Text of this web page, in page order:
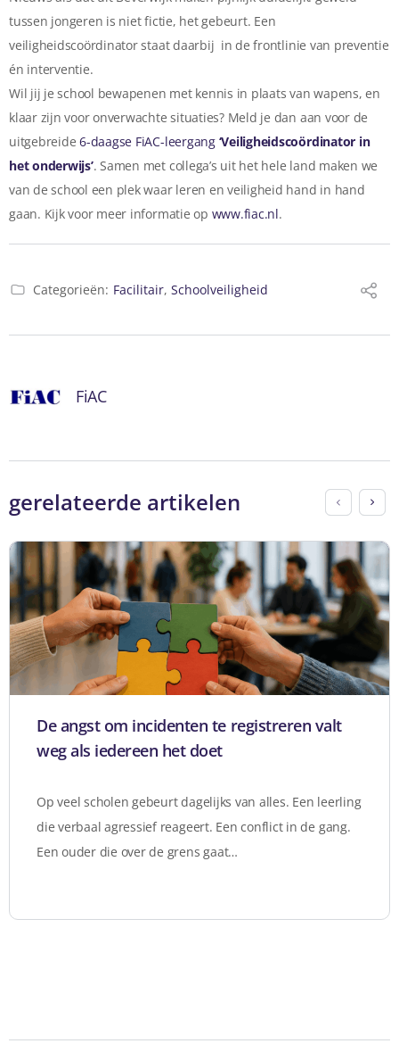
tussen jongeren is niet fictie, het gebeurt. Een
veiligheidscoördinator staat daarbij in de frontlinie van preventie
én interventie.
Wil jij je school bewapenen met kennis in plaats van wapens, en
klaar zijn voor onverwachte situaties? Meld je dan aan voor de
uitgebreide6-daagse FiAC-leergang ‘Veiligheidscoördinator in
het onderwijs’. Samen met collega’s uit het hele land maken we
van de school een plek waar leren en veiligheid hand in hand
gaan. Kijk voor meer informatie op www.fiac.nl.
Categorieën: Facilitair, Schoolveiligheid
FiAC
gerelateerde artikelen
De angst om incidenten te registreren valt
weg als iedereen het doet
Op veel scholen gebeurt dagelijks van alles. Een leerling
die verbaal agressief reageert. Een conflict in de gang.
Een ouder die over de grens gaat…